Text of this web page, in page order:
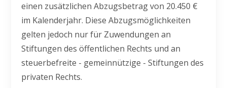
einen zusätzlichen Abzugsbetrag von 20.450 €
im Kalenderjahr. Diese Abzugsmöglichkeiten
gelten jedoch nur für Zuwendungen an
Stiftungen des öffentlichen Rechts und an
steuerbefreite - gemeinnützige - Stiftungen des
privaten Rechts.